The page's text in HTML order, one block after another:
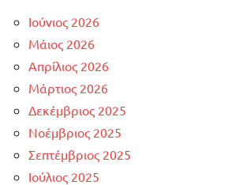
Ιούνιος 2026
Μάιος 2026
Απρίλιος 2026
Μάρτιος 2026
Δεκέμβριος 2025
Νοέμβριος 2025
Σεπτέμβριος 2025
Ιούλιος 2025